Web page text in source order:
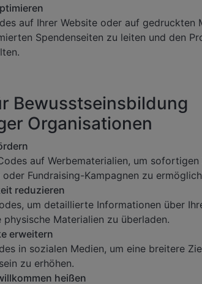
auf Ihrer Website oder auf gedruckten
Spendenseiten zu leiten und den
Bewusstseinsbildung
Organisationen
auf Werbematerialien, um
Fundraising-Kampagnen zu
reduzieren
um detaillierte Informationen über
physische Materialien zu überladen.
erweitern
in sozialen Medien, um eine breitere
zu erhöhen.
heißen